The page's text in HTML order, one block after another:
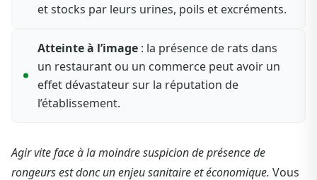
et stocks par leurs urines, poils et excréments.
Atteinte à l’image : la présence de rats dans
un restaurant ou un commerce peut avoir un
effet dévastateur sur la réputation de
l’établissement.
Agir vite face à la moindre suspicion de présence de
rongeurs est donc un enjeu sanitaire et économique. Vous